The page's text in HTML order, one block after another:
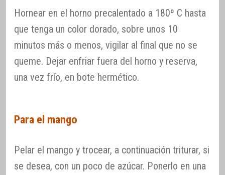
Hornear en el horno precalentado a 180º C hasta
que tenga un color dorado, sobre unos 10
minutos más o menos, vigilar al final que no se
queme. Dejar enfriar fuera del horno y reserva,
una vez frío, en bote hermético.
Para el mango
Pelar el mango y trocear, a continuación triturar, si
se desea, con un poco de azúcar. Ponerlo en una